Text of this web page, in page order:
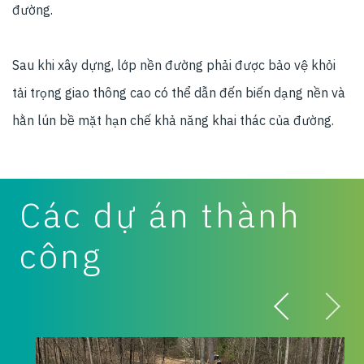
đường.
Sau khi xây dựng, lớp nền đường phải được bảo vệ khỏi
tải trọng giao thông cao có thể dẫn đến biến dạng nền và
hằn lún bề mặt hạn chế khả năng khai thác của đường.
Các dự án thành
công